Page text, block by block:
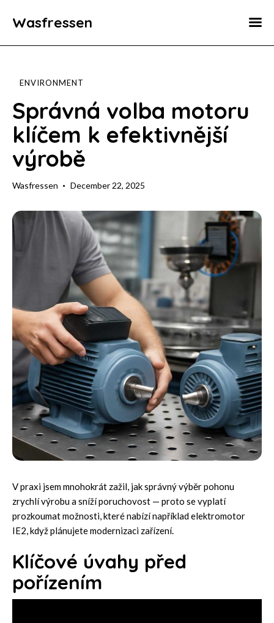
Wasfressen
Home
Environment
Food
Fun Facts
ENVIRONMENT
Správná volba motoru
klíčem k efektivnější
výrobě
Wasfressen December 22, 2025
V praxi jsem mnohokrát zažil, jak správný výběr pohonu
zrychlí výrobu a sníží poruchovost — proto se vyplatí
prozkoumat možnosti, které nabízí napříkladelektromotor
IE2 , když plánujete modernizaci zařízení.
Klíčové úvahy před
pořízením